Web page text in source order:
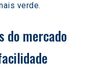
verde.
do mercado